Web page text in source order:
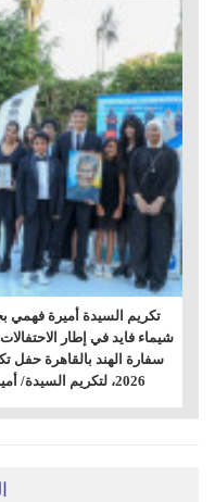
تكريم السيدة أميرة فهمي
2026، لتكريم السيدة/ أميرة أحمد فهمي، الحاصلة على "جائز